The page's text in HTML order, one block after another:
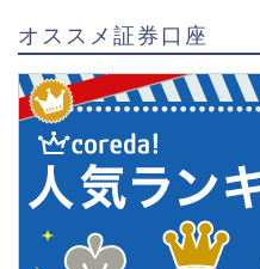
オススメ証券口座